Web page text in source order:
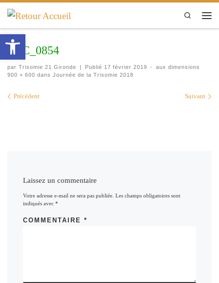
Passer au contenu
Search
DSC_0854
par Trisomie 21 Gironde | Publié 17 février 2019 -
aux dimensions
900 × 600 dans Journée de la Trisomie 2018
Navigation des images
Précédent Suivant
Laissez un commentaire
Votre adresse e-mail ne sera pas publiée. Les champs obligatoires sont
indiqués avec*
COMMENTAIRE*
Ouvrir la barre d’outils